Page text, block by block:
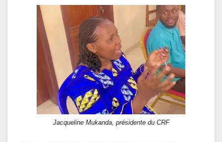
Jacqueline Mukanda, présidente du CRF